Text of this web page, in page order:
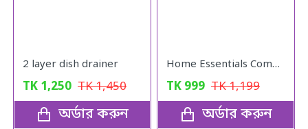
2 layer dish drainer
TK 1,250 TK1,450
অর্ডার করুন
Home Essentials Combo Pack
TK 999 TK1,199
অর্ডার করুন